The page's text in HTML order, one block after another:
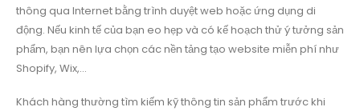
thông qua Internet bằng trình duyệt web hoặc ứng dụng di
động. Nếu kinh tế của bạn eo hẹp và có kế hoạch thử ý tưởng sản
phẩm, bạn nên lựa chọn các nền tảng tạo website miễn phí như
Shopify, Wix,…
Khách hàng thường tìm kiếm kỹ thông tin sản phẩm trước khi